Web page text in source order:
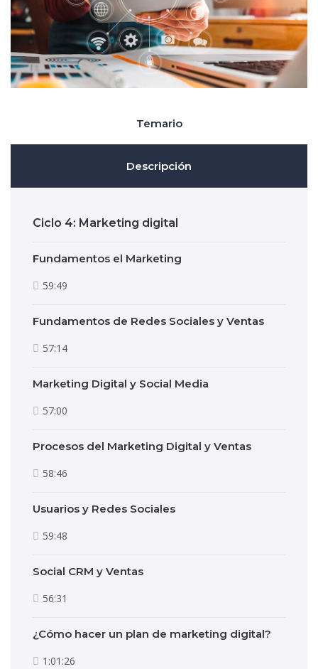
Temario
Descripción
Ciclo 4: Marketing digital
Fundamentos el Marketing
59:49
Fundamentos de Redes Sociales y Ventas
57:14
Marketing Digital y Social Media
57:00
Procesos del Marketing Digital y Ventas
58:46
Usuarios y Redes Sociales
59:48
Social CRM y Ventas
56:31
¿Cómo hacer un plan de marketing digital?
1:01:26